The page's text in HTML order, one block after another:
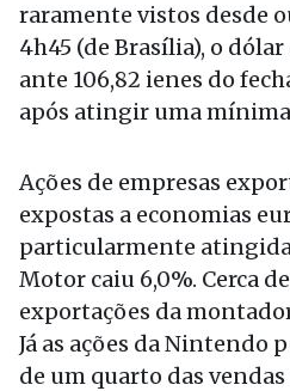
raramente vistos desde
4h45 (de Brasília), o dólar
ante 106,82 ienes do
após atingir uma mínima
Ações de empresas
expostas a economias
particularmente
Motor caiu 6,0%. Cerca
exportações da
Já as ações da Nintendo
de um quarto das